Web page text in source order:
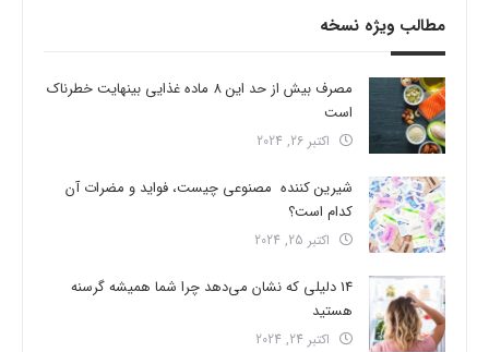
مطالب ویژه نسخه
مصرف بیش از حد این 8 ماده غذایی بینهایت خطرناک
است
اکتبر 26, 2024
شیرین کننده مصنوعی چیست، فواید و مضرات آن
کدام است؟
اکتبر 25, 2024
14 دلیلی که نشان می‌دهد چرا شما همیشه گرسنه
هستید
اکتبر 24, 2024